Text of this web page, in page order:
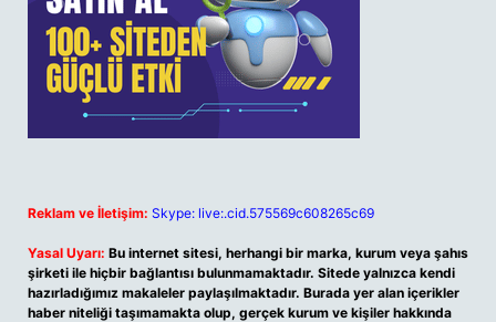
Reklam ve İletişim: Skype: live:.cid.575569c608265c69
Yasal Uyarı: Bu internet sitesi, herhangi bir marka, kurum veya şahıs
şirketi ile hiçbir bağlantısı bulunmamaktadır. Sitede yalnızca kendi
hazırladığımız makaleler paylaşılmaktadır. Burada yer alan içerikler
haber niteliği taşımamakta olup, gerçek kurum ve kişiler hakkında